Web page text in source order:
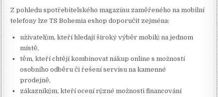
Z pohledu spotřebitelského magazínu zaměřeného na mobilní
telefony lze TS Bohemia eshop doporučit zejména:
uživatelům, kteří hledají široký výběr mobilů na jednom
místě,
těm, kteří chtějí kombinovat nákup online s možností
osobního odběru či řešení servisu na kamenné
prodejně,
zákazníkům, kteří ocení různé možnosti financování